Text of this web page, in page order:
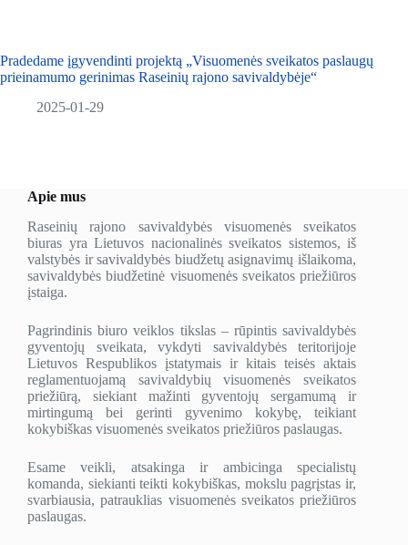
Pradedame įgyvendinti projektą „Visuomenės sveikatos paslaugų
prieinamumo gerinimas Raseinių rajono savivaldybėje“
2025-01-29
Apie mus
Raseinių rajono savivaldybės visuomenės sveikatos
biuras yra Lietuvos nacionalinės sveikatos sistemos, iš
valstybės ir savivaldybės biudžetų asignavimų išlaikoma,
savivaldybės biudžetinė visuomenės sveikatos priežiūros
įstaiga.
Pagrindinis biuro veiklos tikslas – rūpintis savivaldybės
gyventojų sveikata, vykdyti savivaldybės teritorijoje
Lietuvos Respublikos įstatymais ir kitais teisės aktais
reglamentuojamą savivaldybių visuomenės sveikatos
priežiūrą, siekiant mažinti gyventojų sergamumą ir
mirtingumą bei gerinti gyvenimo kokybę, teikiant
kokybiškas visuomenės sveikatos priežiūros paslaugas.
Esame veikli, atsakinga ir ambicinga specialistų
komanda, siekianti teikti kokybiškas, mokslu pagrįstas ir,
svarbiausia, patrauklias visuomenės sveikatos priežiūros
paslaugas.